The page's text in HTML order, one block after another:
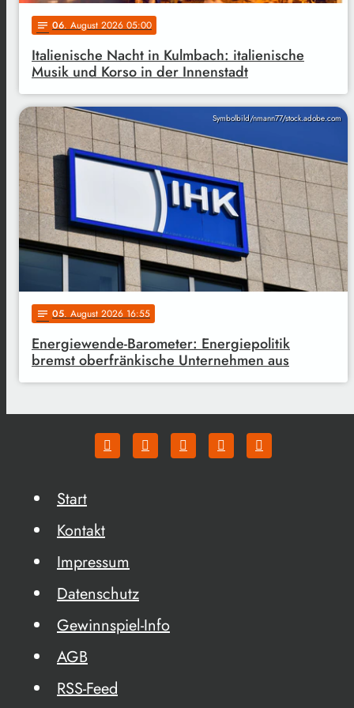
notes 06. August 2026 05:00
Italienische Nacht in Kulmbach: italienische
Musik und Korso in der Innenstadt
Symbolbild/nmann77/stock.adobe.com
notes 05. August 2026 16:55
Energiewende-Barometer: Energiepolitik
bremst oberfränkische Unternehmen aus
Start
Kontakt
Impressum
Datenschutz
Gewinnspiel-Info
AGB
RSS-Feed